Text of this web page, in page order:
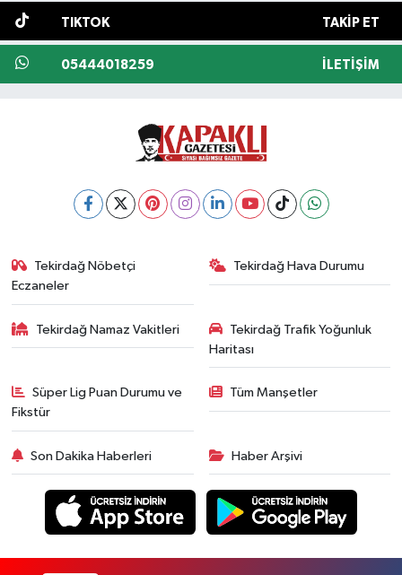
TIKTOK TAKIP ET
05444018259 İLETIŞIM
Tekirdağ Nöbetçi
Eczaneler
Tekirdağ Hava Durumu
Tekirdağ Namaz Vakitleri
Tekirdağ Trafik Yoğunluk
Haritası
Süper Lig Puan Durumu ve
Fikstür
Tüm Manşetler
Son Dakika Haberleri Haber Arşivi